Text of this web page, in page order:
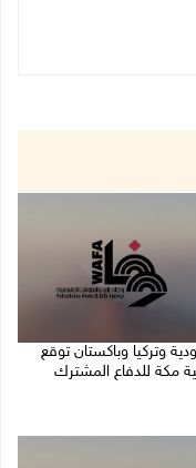
وتركيا وباكستان توقع
مكة للدفاع المشترك